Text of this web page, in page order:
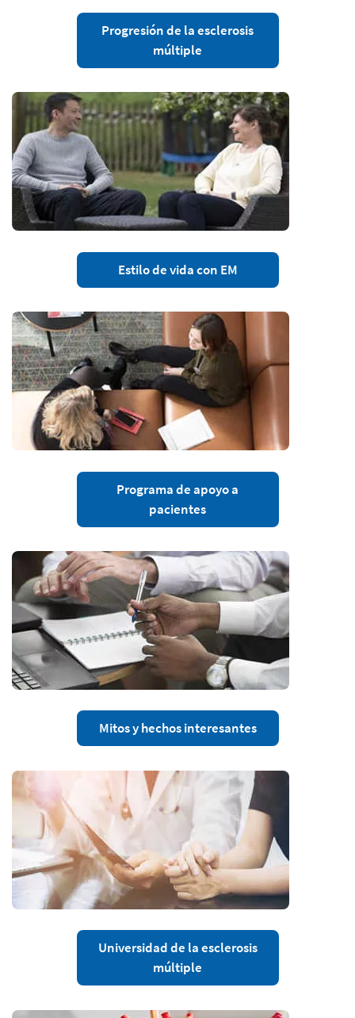
Progresión de la esclerosis
múltiple
Estilo de vida con EM
Programa de apoyo a
pacientes
Mitos y hechos interesantes
Universidad de la esclerosis
múltiple